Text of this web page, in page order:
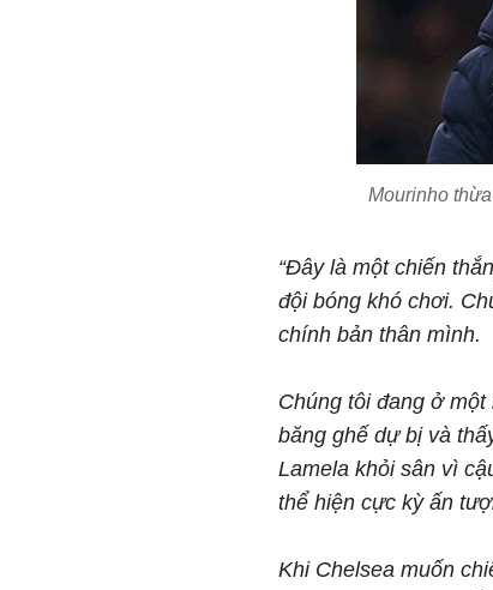
Mourinho
“Đây là một chiến
đội bóng khó chơi.
chính bản thân mình.
Chúng tôi đang ở
băng ghế dự bị và
Lamela khỏi sân vì
thể hiện cực kỳ ấn
Khi Chelsea muốn